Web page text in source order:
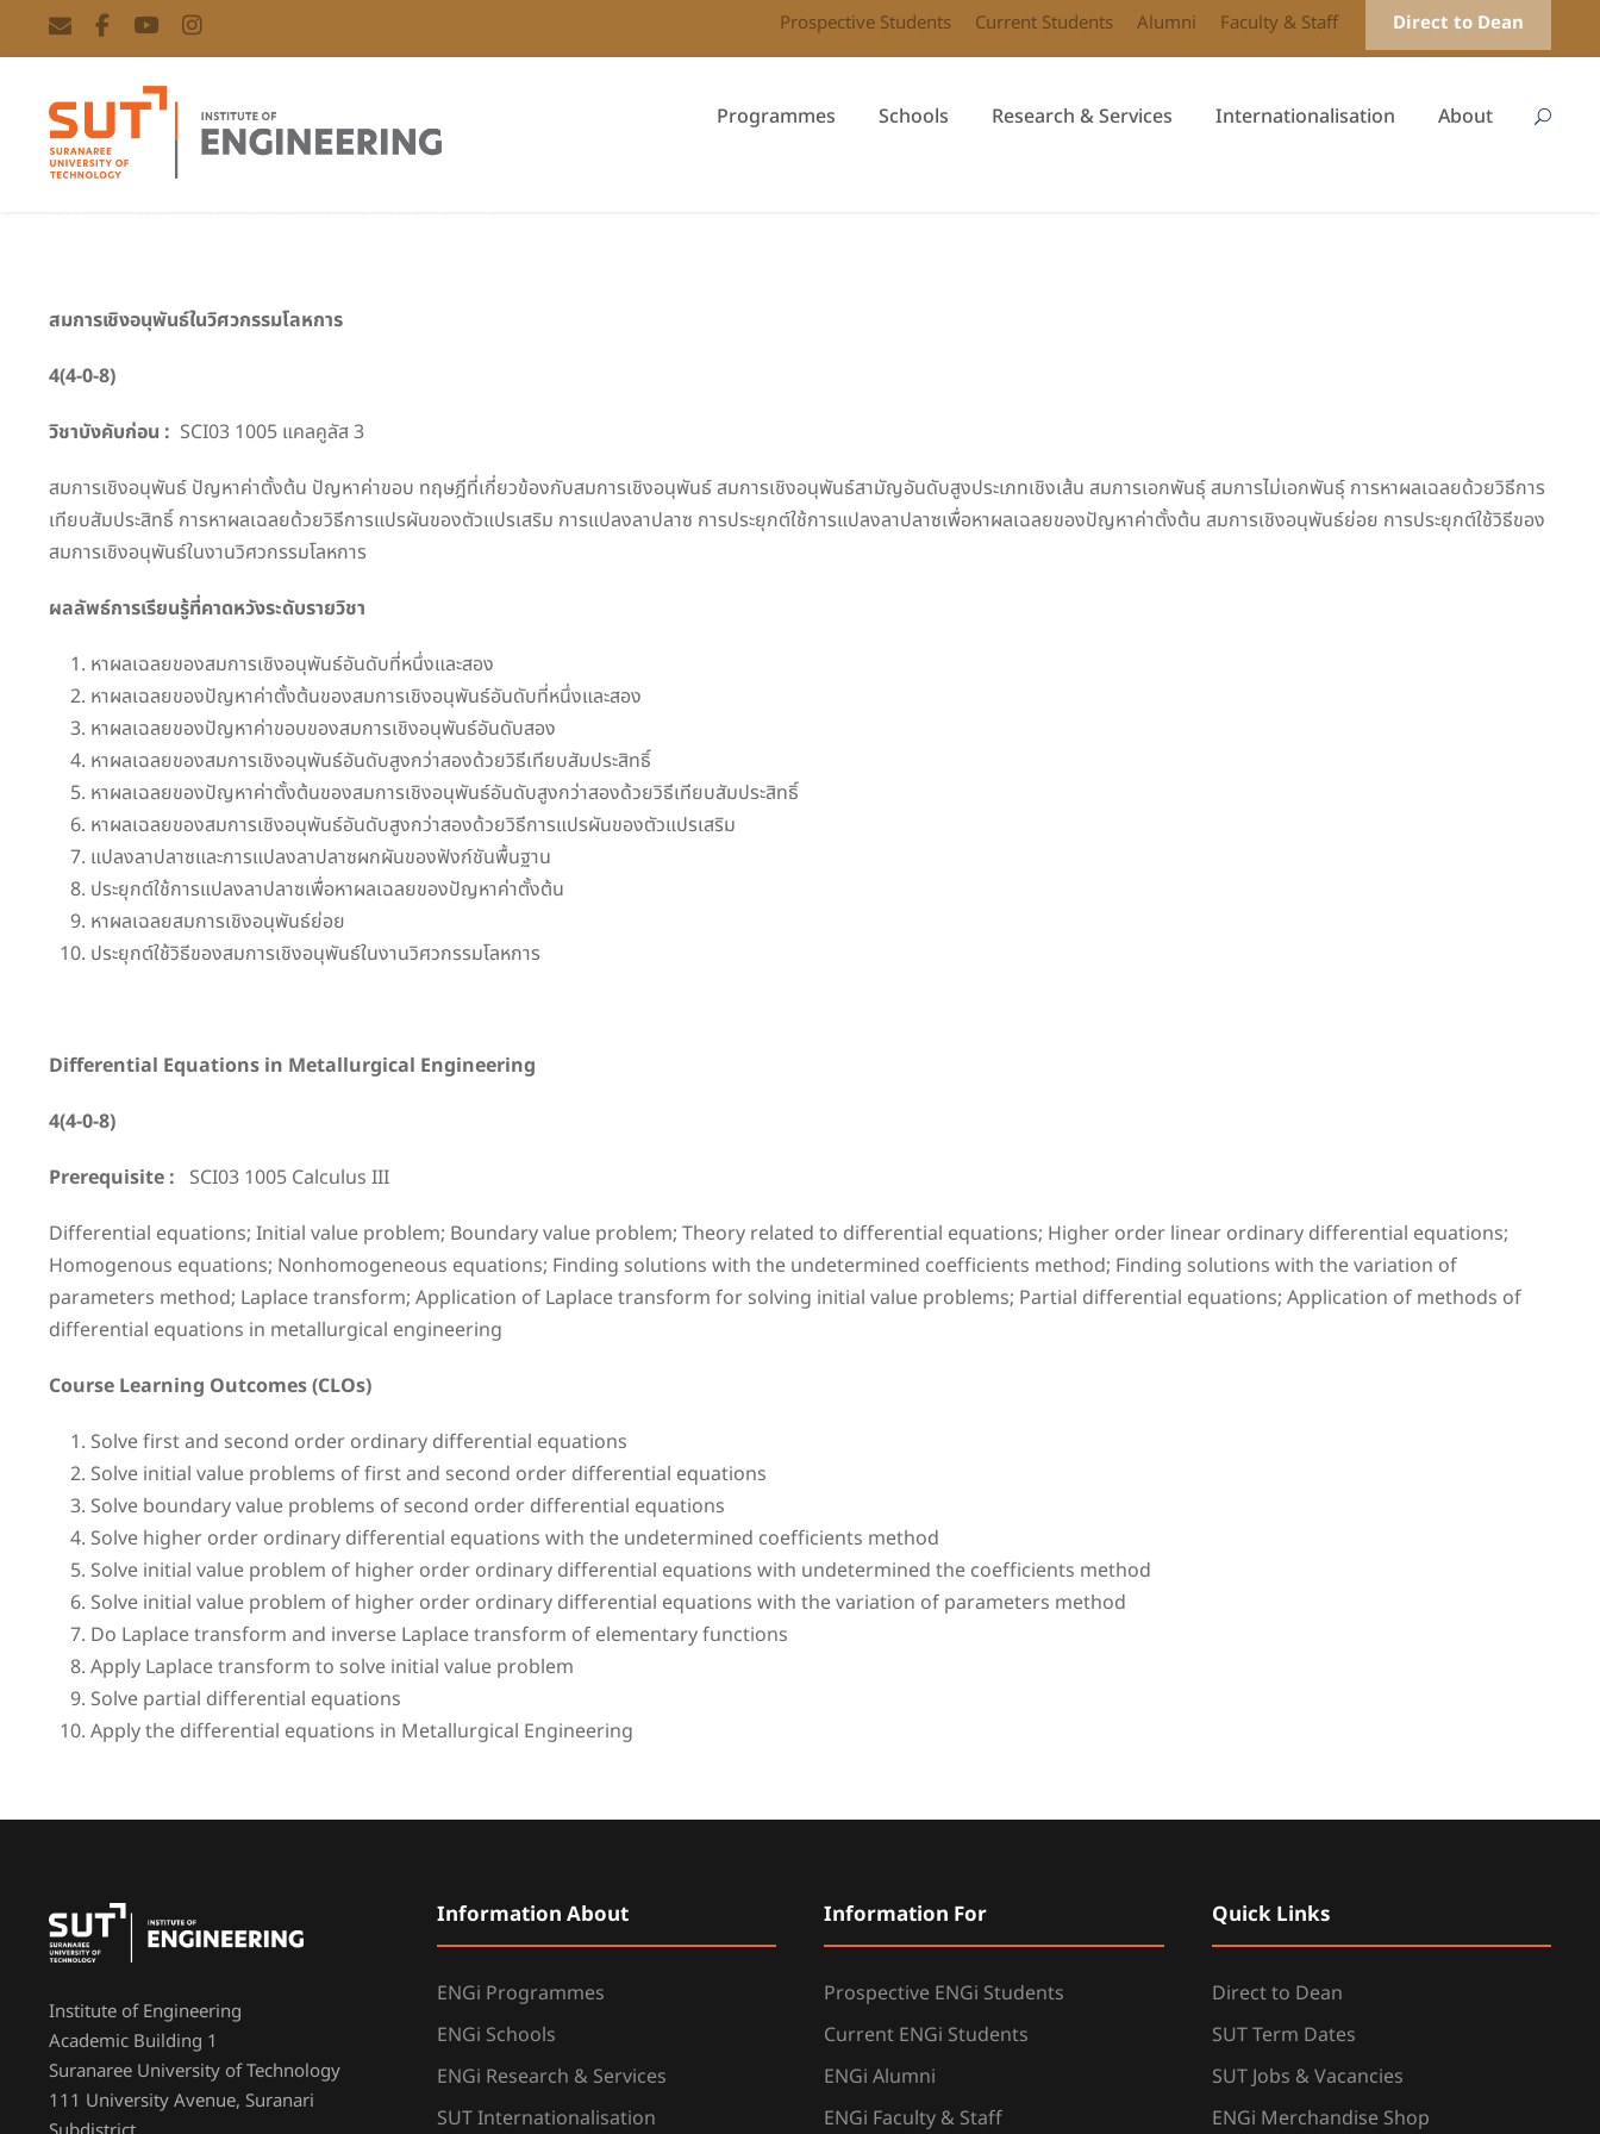
Prospective Students Current Students Alumni Faculty & Staff Direct to Dean
Programmes Schools Research & Services Internationalisation About
สมการเชิงอนุพันธ์ในวิศวกรรมโลหการ
4(4-0-8)
วิชาบังคับก่อน : SCI03 1005 แคลคูลัส 3
สมการเชิงอนุพันธ์ ปัญหาค่าตั้งต้น ปัญหาค่าขอบ ทฤษฎีที่เกี่ยวข้องกับสมการเชิงอนุพันธ์ สมการเชิงอนุพันธ์สามัญอันดับสูงประเภทเชิงเส้น สมการเอกพันธุ์ สมการไม่เอกพันธุ์ การหาผลเฉลยด้วยวิธีการ
เทียบสัมประสิทธิ์ การหาผลเฉลยด้วยวิธีการแปรผันของตัวแปรเสริม การแปลงลาปลาซ การประยุกต์ใช้การแปลงลาปลาซเพื่อหาผลเฉลยของปัญหาค่าตั้งต้น สมการเชิงอนุพันธ์ย่อย การประยุกต์ใช้วิธีของ
สมการเชิงอนุพันธ์ในงานวิศวกรรมโลหการ
ผลลัพธ์การเรียนรู้ที่คาดหวังระดับรายวิชา
หาผลเฉลยของสมการเชิงอนุพันธ์อันดับที่หนึ่งและสอง
หาผลเฉลยของปัญหาค่าตั้งต้นของสมการเชิงอนุพันธ์อันดับที่หนึ่งและสอง
หาผลเฉลยของปัญหาค่าขอบของสมการเชิงอนุพันธ์อันดับสอง
หาผลเฉลยของสมการเชิงอนุพันธ์อันดับสูงกว่าสองด้วยวิธีเทียบสัมประสิทธิ์
หาผลเฉลยของปัญหาค่าตั้งต้นของสมการเชิงอนุพันธ์อันดับสูงกว่าสองด้วยวิธีเทียบสัมประสิทธิ์
หาผลเฉลยของสมการเชิงอนุพันธ์อันดับสูงกว่าสองด้วยวิธีการแปรผันของตัวแปรเสริม
แปลงลาปลาซและการแปลงลาปลาซผกผันของฟังก์ชันพื้นฐาน
ประยุกต์ใช้การแปลงลาปลาซเพื่อหาผลเฉลยของปัญหาค่าตั้งต้น
หาผลเฉลยสมการเชิงอนุพันธ์ย่อย
ประยุกต์ใช้วิธีของสมการเชิงอนุพันธ์ในงานวิศวกรรมโลหการ
Differential Equations in Metallurgical Engineering
4(4-0-8)
Prerequisite : SCI03 1005 Calculus III
Differential equations; Initial value problem; Boundary value problem; Theory related to differential equations; Higher order linear ordinary differential equations;
Homogenous equations; Nonhomogeneous equations; Finding solutions with the undetermined coefficients method; Finding solutions with the variation of
parameters method; Laplace transform; Application of Laplace transform for solving initial value problems; Partial differential equations; Application of methods of
differential equations in metallurgical engineering
Course Learning Outcomes (CLOs)
Solve first and second order ordinary differential equations
Solve initial value problems of first and second order differential equations
Solve boundary value problems of second order differential equations
Solve higher order ordinary differential equations with the undetermined coefficients method
Solve initial value problem of higher order ordinary differential equations with undetermined the coefficients method
Solve initial value problem of higher order ordinary differential equations with the variation of parameters method
Do Laplace transform and inverse Laplace transform of elementary functions
Apply Laplace transform to solve initial value problem
Solve partial differential equations
Apply the differential equations in Metallurgical Engineering
Institute of Engineering
Academic Building 1
Suranaree University of Technology
111 University Avenue, Suranari
Information About
ENGi Programmes
ENGi Schools
ENGi Research & Services
SUT Internationalisation
Information For
Prospective ENGi Students
Current ENGi Students
ENGi Alumni
ENGi Faculty & Staff
Quick Links
Direct to Dean
SUT Term Dates
SUT Jobs & Vacancies
ENGi Merchandise Shop